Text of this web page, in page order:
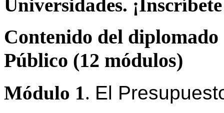
Universidades.
Contenido del
Público (12 módulos)
Módulo 1. El